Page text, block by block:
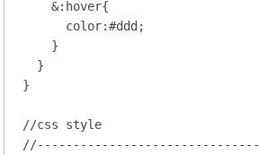
    &
:hover{
color:#ddd;
    }
  }
}
//css style
//-------------------------------